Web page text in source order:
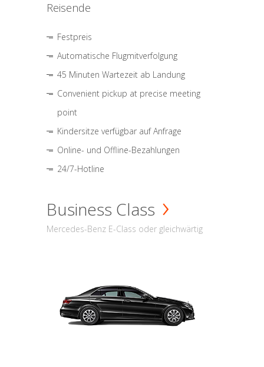
Reisende
Festpreis
Automatische Flugmitverfolgung
45 Minuten Wartezeit ab Landung
Convenient pickup at precise meeting
point
Kindersitze verfügbar auf Anfrage
Online- und Offline-Bezahlungen
24/7-Hotline
Business Class
Mercedes-Benz E-Class oder gleichwärtig